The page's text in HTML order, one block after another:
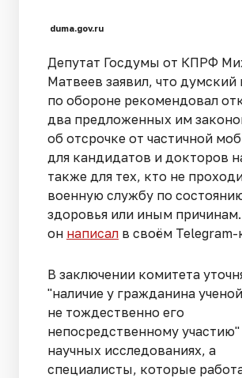
duma.gov.ru
Депутат Госдумы от КПРФ
Матвеев заявил, что думский
по обороне рекомендовал
два предложенных им
об отсрочке от частичной
для кандидатов и докторов
также для тех, кто не
военную службу по
здоровья или иным
он написал в своём Telegram-
В заключении комитета
"наличие у гражданина
не тождественно его
непосредственному участию"
научных исследованиях, а
специалисты, которые